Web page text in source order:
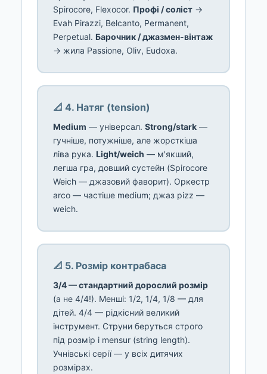
Spirocore, Flexocor. Профі / соліст →
Evah Pirazzi, Belcanto, Permanent,
Perpetual. Барочник / джазмен-вінтаж
→ жила Passione, Oliv, Eudoxa.
📐 4. Натяг (tension)
Medium — універсал. Strong/stark —
гучніше, потужніше, але жорсткіша
ліва рука. Light/weich — м'якший,
легша гра, довший сустейн (Spirocore
Weich — джазовий фаворит). Оркестр
arco — частіше medium; джаз pizz —
weich.
📐 5. Розмір контрабаса
3/4 — стандартний дорослий розмір
(а не 4/4!). Менші: 1/2, 1/4, 1/8 — для
дітей. 4/4 — рідкісний великий
інструмент. Струни беруться строго
під розмір і mensur (string length).
Учнівські серії — у всіх дитячих
розмірах.